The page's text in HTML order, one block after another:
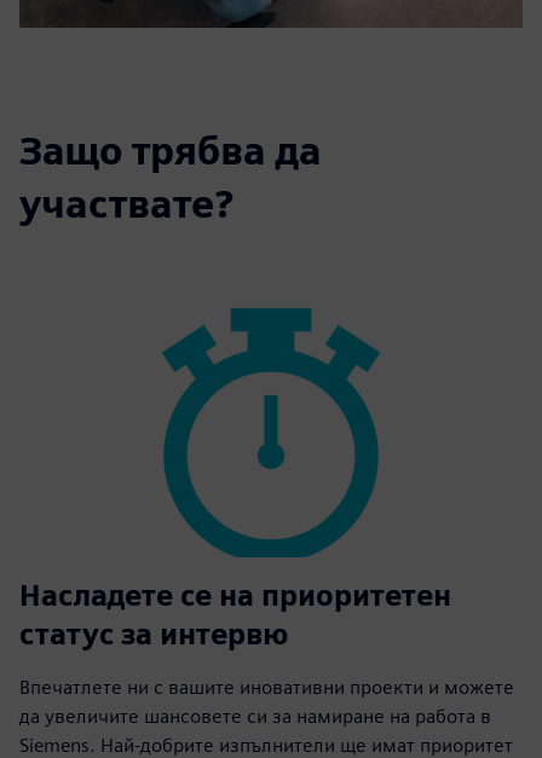
Защо трябва да
участвате?
Насладете се на приоритетен
статус за интервю
Впечатлете ни с вашите иновативни проекти и можете
да увеличите шансовете си за намиране на работа в
Siemens. Най-добрите изпълнители ще имат приоритет